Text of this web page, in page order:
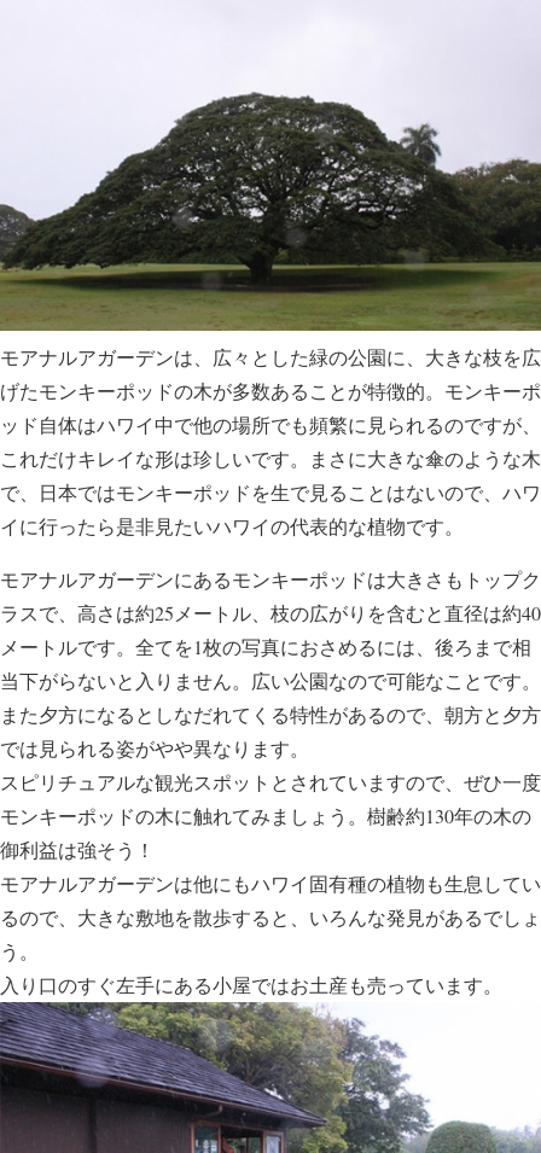
モアナルアガーデンは、広々とした緑の公園に、大きな枝を広
げたモンキーポッドの木が多数あることが特徴的。モンキーポ
ッド自体はハワイ中で他の場所でも頻繁に見られるのですが、
これだけキレイな形は珍しいです。まさに大きな傘のような木
で、日本ではモンキーポッドを生で見ることはないので、ハワ
イに行ったら是非見たいハワイの代表的な植物です。
モアナルアガーデンにあるモンキーポッドは大きさもトップク
ラスで、高さは約25メートル、枝の広がりを含むと直径は約40
メートルです。全てを1枚の写真におさめるには、後ろまで相
当下がらないと入りません。広い公園なので可能なことです。
また夕方になるとしなだれてくる特性があるので、朝方と夕方
では見られる姿がやや異なります。
スピリチュアルな観光スポットとされていますので、ぜひ一度
モンキーポッドの木に触れてみましょう。樹齢約130年の木の
御利益は強そう！
モアナルアガーデンは他にもハワイ固有種の植物も生息してい
るので、大きな敷地を散歩すると、いろんな発見があるでしょ
う。
入り口のすぐ左手にある小屋ではお土産も売っています。